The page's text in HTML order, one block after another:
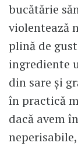
bucătărie
violentează
plină de
ingrediente
din sare și
în practică
dacă avem